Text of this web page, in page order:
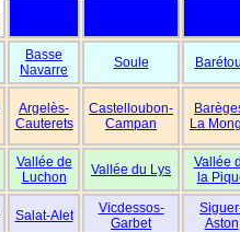
Basse
Navarre
Soule
Argelès-
Cauterets
Castelloubon-
Campan
La
Vallée de
Luchon
Vallée du Lys
Vallée
la
Salat-Alet
Vicdessos-
Garbet
Aston